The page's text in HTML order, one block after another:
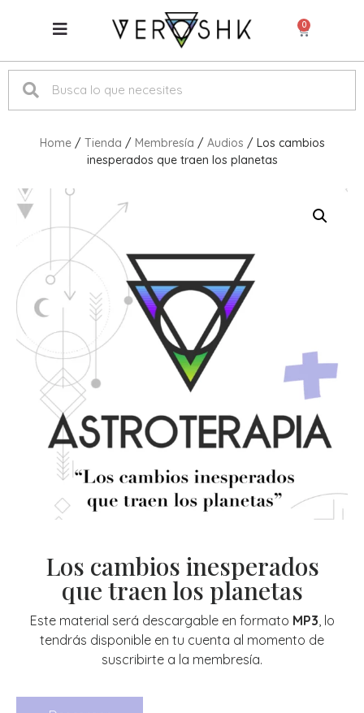
0
Home/ Tienda / Membresía / Audios / Los cambios
inesperados que traen los planetas
Los cambios inesperados
que traen los planetas
Este material será descargable en formato MP3 , lo
tendrás disponible en tu cuenta al momento de
suscribirte a la membresía.